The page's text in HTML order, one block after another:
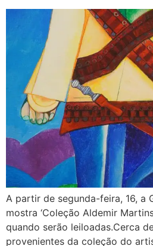
A partir de segunda-feira, 16, a
mostra ‘Coleção Aldemir
quando serão leiloadas.Cerca
provenientes da coleção do